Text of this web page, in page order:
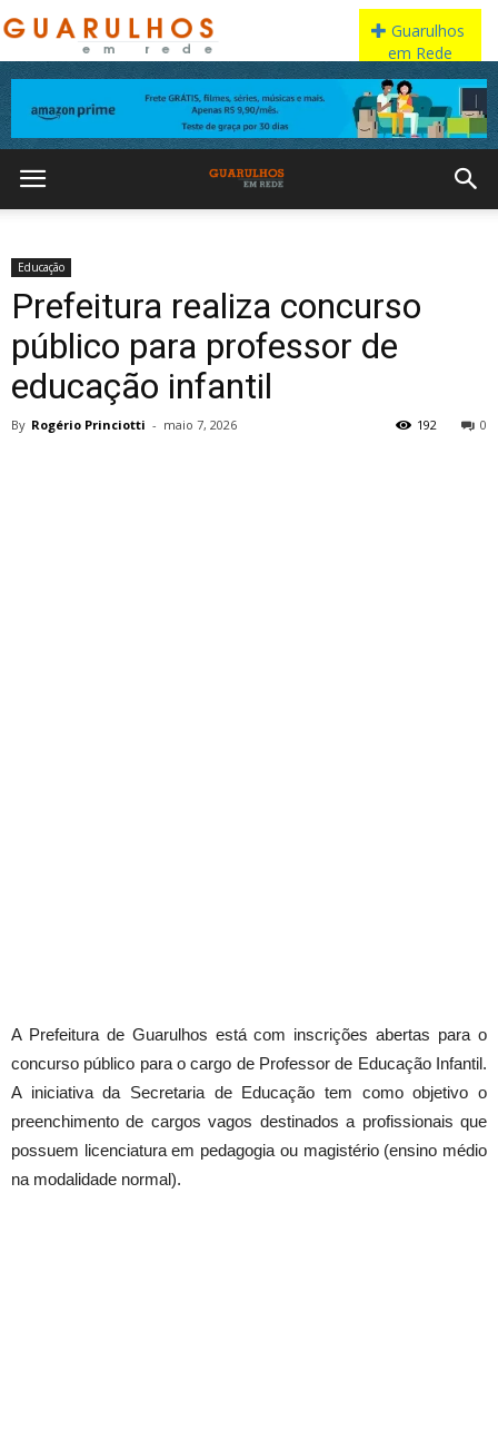
Educação
Prefeitura realiza concurso
público para professor de
educação infantil
By Rogério Princiotti - maio 7, 2026 0
192
A Prefeitura de Guarulhos está com inscrições abertas para o
concurso público para o cargo de Professor de Educação Infantil.
A iniciativa da Secretaria de Educação tem como objetivo o
preenchimento de cargos vagos destinados a profissionais que
possuem licenciatura em pedagogia ou magistério (ensino médio
na modalidade normal).